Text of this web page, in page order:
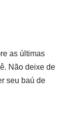
as últimas
Não deixe de
seu baú de